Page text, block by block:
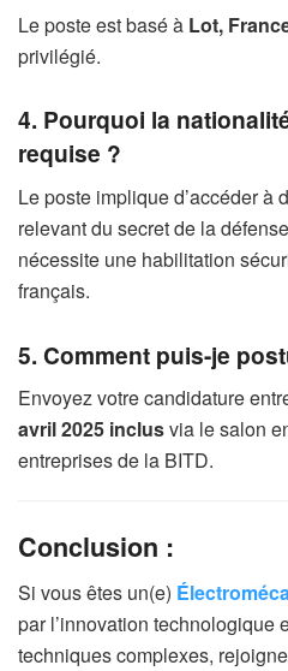
Le poste est basé à Lot,
privilégié.
4. Pourquoi la
requise ?
Le poste implique d’accéder à
relevant du secret de la
nécessite une habilitation
français.
5. Comment puis-je
Envoyez votre candidature
avril 2025 inclusvia le salon
entreprises de la BITD.
Conclusion :
Si vous êtes un(e)
par l’innovation technologique
techniques complexes,